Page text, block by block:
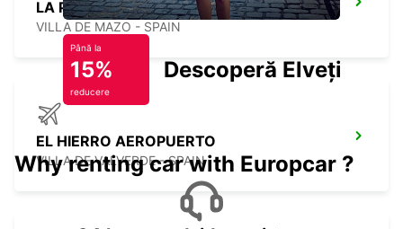
LA PALMA AIRPORT
VILLA DE MAZO - SPAIN
EL HIERRO AEROPUERTO
VILLA DE VALVERDE - SPAIN
Până la
15%
reducere
Descoperă Elveția
Why renting car with Europcar ?